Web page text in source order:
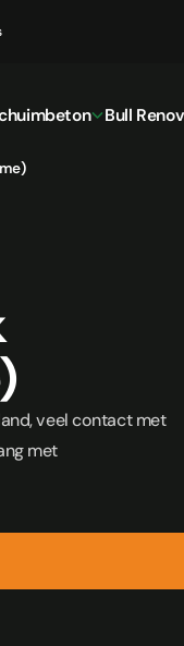
Bull
veel contact met
met